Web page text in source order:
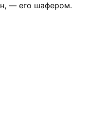
— его шафером.